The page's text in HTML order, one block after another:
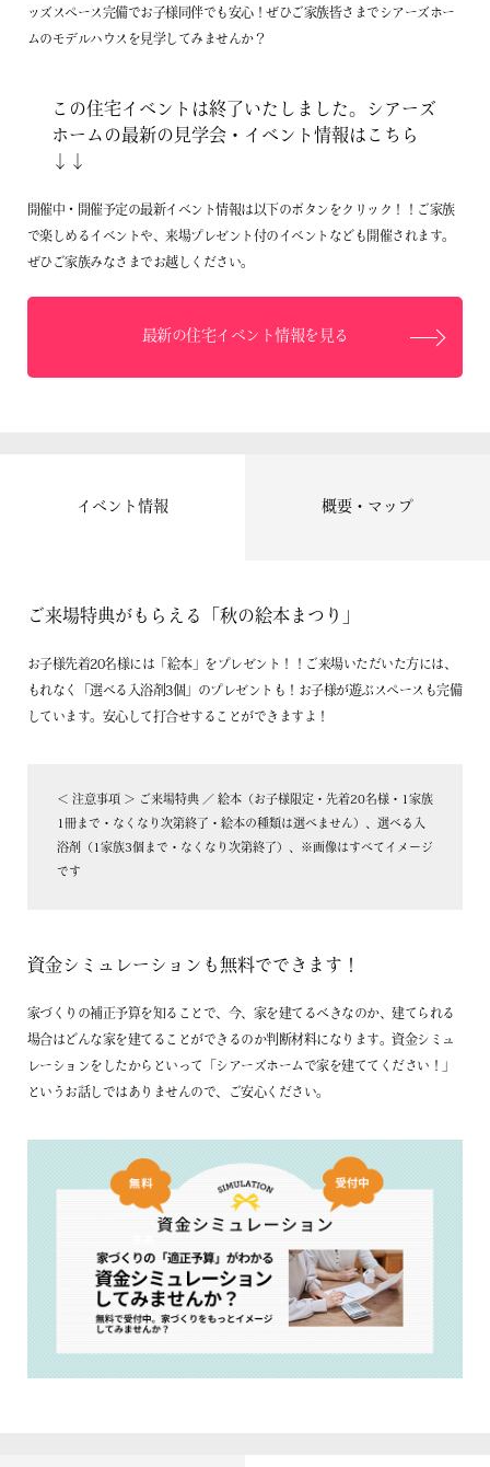
企業情報
サイトマップ
ッズスペース完備でお子様同伴でも安心！ぜひご家族皆さまでシアーズホー
ムのモデルハウスを見学してみませんか？
この住宅イベントは終了いたしました。シアーズ
ホームの最新の見学会・イベント情報はこちら
↓↓
開催中・開催予定の最新イベント情報は以下のボタンをクリック！！ご家族
で楽しめるイベントや、来場プレゼント付のイベントなども開催されます。
ぜひご家族みなさまでお越しください。
最新の住宅イベント情報を見る
イベント情報 概要・マップ
ご来場特典がもらえる「秋の絵本まつり」
お子様先着20名様には「絵本」をプレゼント！！ご来場いただいた方には、
もれなく「選べる入浴剤3個」のプレゼントも！お子様が遊ぶスペースも完備
しています。安心して打合せすることができますよ！
＜ 注意事項 ＞ ご来場特典 ／ 絵本（お子様限定・先着20名様・1家族
1冊まで・なくなり次第終了・絵本の種類は選べません）、選べる入
浴剤（1家族3個まで・なくなり次第終了）、※画像はすべてイメージ
です
資金シミュレーションも無料でできます！
家づくりの補正予算を知ることで、今、家を建てるべきなのか、建てられる
場合はどんな家を建てることができるのか判断材料になります。資金シミュ
レーションをしたからといって「シアーズホームで家を建ててください！」
というお話しではありませんので、ご安心ください。